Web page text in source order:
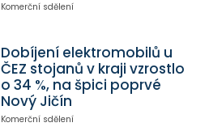
Komerční sdělení
Dobíjení elektromobilů u
ČEZ stojanů v kraji vzrostlo
o 34 %, na špici poprvé
Nový Jičín
Komerční sdělení